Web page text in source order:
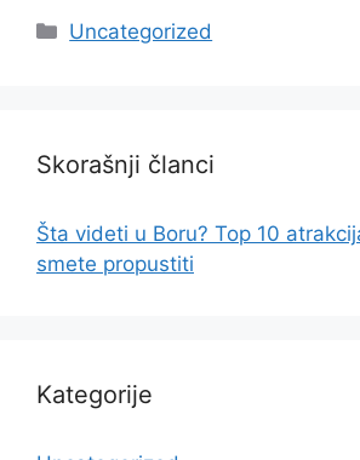
Categories
Uncategorized
Skorašnji članci
Šta videti u Boru? Top 10
smete propustiti
Kategorije